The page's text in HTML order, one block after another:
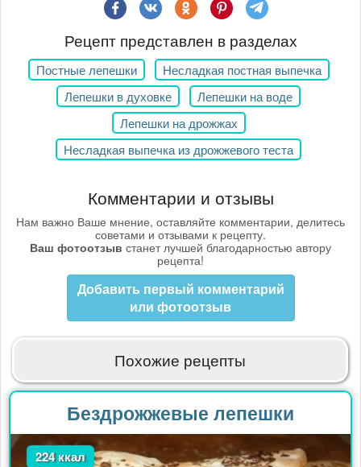
Рецепт представлен в разделах
Постные лепешки
Несладкая постная выпечка
Лепешки в духовке
Лепешки на воде
Лепешки на дрожжах
Несладкая выпечка из дрожжевого теста
Комментарии и отзывы
Нам важно Ваше мнение, оставляйте комментарии, делитесь
советами и отзывами к рецепту.
Ваш фотоотзыв станет лучшей благодарностью автору
рецепта!
Добавить первый комментарий
или фотоотзыв
Похожие рецепты
Бездрожжевые лепешки
224 ккал